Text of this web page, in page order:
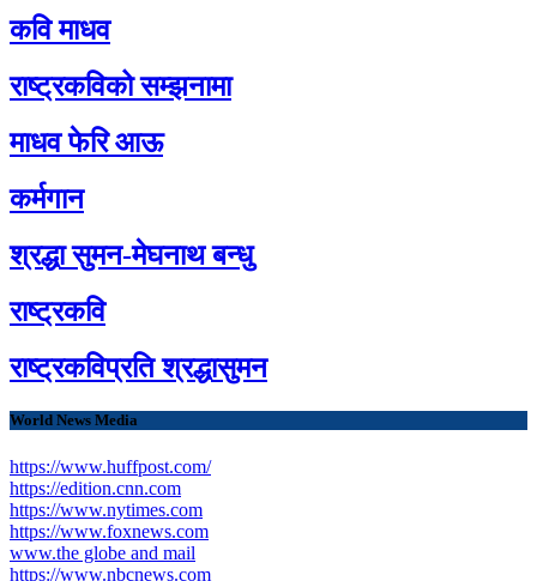
कवि माधव
राष्ट्रकविको सम्झनामा
माधव फेरि आऊ
कर्मगान
श्रद्धा सुमन-मेघनाथ बन्धु
राष्ट्रकवि
राष्ट्रकविप्रति श्रद्धासुमन
World News Media
https://www.huffpost.com/
https://edition.cnn.com
https://www.nytimes.com
https://www.foxnews.com
www.the globe and mail
https://www.nbcnews.com